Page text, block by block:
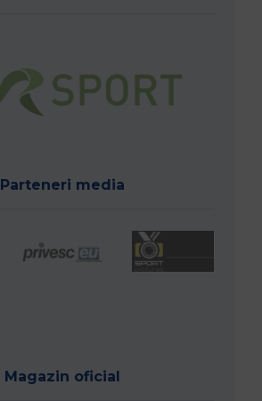
Parteneri media
Magazin oficial